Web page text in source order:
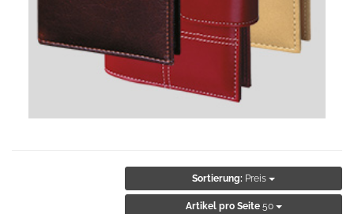
Sortierung: Preis
Artikel pro Seite 50